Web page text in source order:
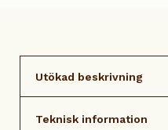
Utökad beskrivning
Teknisk information